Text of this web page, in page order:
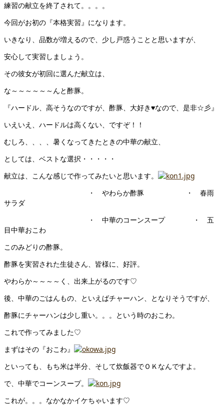
練習の献立を終了されて。。。。
今回がお初の『本格実習』になります。
いきなり、品数が増えるので、少し戸惑うことと思いますが、
安心して実習しましょう。
その彼女が初回に選んだ献立は、
な～～～～～～んと酢豚。
『ハードル、高そうなのですが、酢豚、大好き♥なので、是非☆彡』
いえいえ、ハードルは高くない、ですぞ！！
むしろ、、、、暑くなってきたときの中華の献立、
としては、ベストな選択・・・・・
献立は、こんな感じで作ってみたいと思います。
・ やわらか酢豚 ・ 春雨
サラダ
・ 中華のコーンスープ ・ 五
目中華おこわ
このみどりの酢豚。
酢豚を実習された生徒さん、皆様に、好評。
やわらか～～～～く、出来上がるのです♡
後、中華のごはんもの、といえばチャーハン、となりそうですが、
酢豚にチャーハンは少し重い。。。という時のおこわ。
これで作ってみました♡
まずはその『おこわ』
といっても、もち米は半分、そして炊飯器でＯＫなんですよ。
で、中華でコーンスープ。
これが。。。なかなかイケちゃいます♡